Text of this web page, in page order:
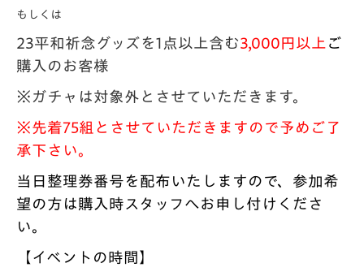
もしくは
23平和祈念グッズを1点以上含む3,000円以上 ご
購入のお客様
※ガチャは対象外とさせていただきます。
※先着75組とさせていただきますので予めご了
承下さい。
当日整理券番号を配布いたしますので、参加希
望の方は購入時スタッフへお申し付けくださ
い。
【イベントの時間】